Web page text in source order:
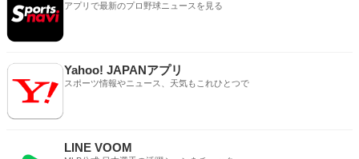
アプリで最新のプロ野球ニュースを見る
Yahoo! JAPANアプリ
スポーツ情報やニュース、天気もこれひとつで
LINE VOOM